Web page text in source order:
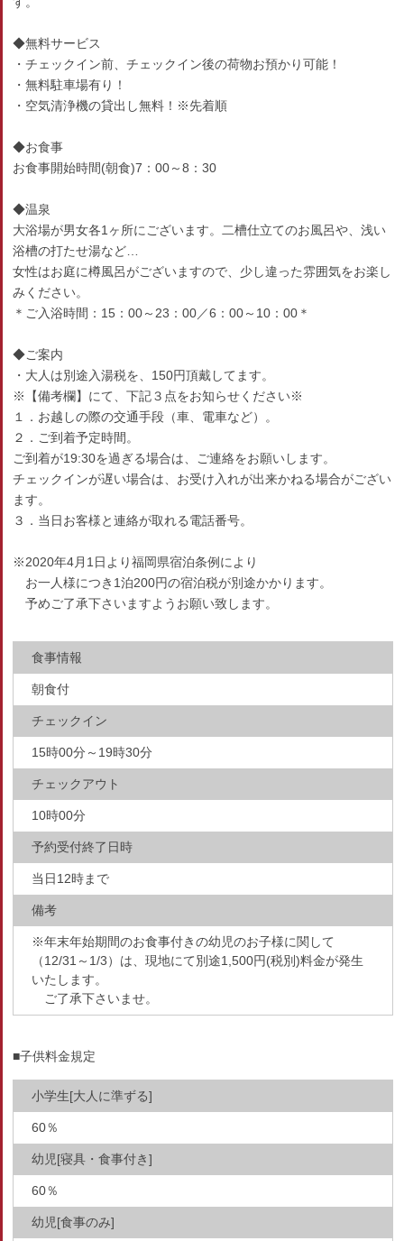
◆無料サービス
・チェックイン前、チェックイン後の荷物お預かり可能！
・無料駐車場有り！
・空気清浄機の貸出し無料！※先着順
◆お食事
お食事開始時間(朝食)7：00～8：30
◆温泉
大浴場が男女各1ヶ所にございます。二槽仕立てのお風呂や、浅い
浴槽の打たせ湯など…
女性はお庭に樽風呂がございますので、少し違った雰囲気をお楽し
みください。
＊ご入浴時間：15：00～23：00／6：00～10：00＊
◆ご案内
・大人は別途入湯税を、150円頂戴してます。
※【備考欄】にて、下記３点をお知らせください※
１．お越しの際の交通手段（車、電車など）。
２．ご到着予定時間。
ご到着が19:30を過ぎる場合は、ご連絡をお願いします。
チェックインが遅い場合は、お受け入れが出来かねる場合がござい
ます。
３．当日お客様と連絡が取れる電話番号。
※2020年4月1日より福岡県宿泊条例により
お一人様につき1泊200円の宿泊税が別途かかります。
予めご了承下さいますようお願い致します。
食事情報
朝食付
チェックイン
15時00分～19時30分
チェックアウト
10時00分
予約受付終了日時
当日12時まで
備考
※年末年始期間のお食事付きの幼児のお子様に関して
（12/31～1/3）は、現地にて別途1,500円(税別)料金が発生
いたします。
ご了承下さいませ。
■子供料金規定
小学生[大人に準ずる]
60％
幼児[寝具・食事付き]
60％
幼児[食事のみ]